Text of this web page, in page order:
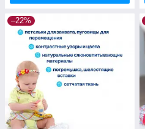
–22%